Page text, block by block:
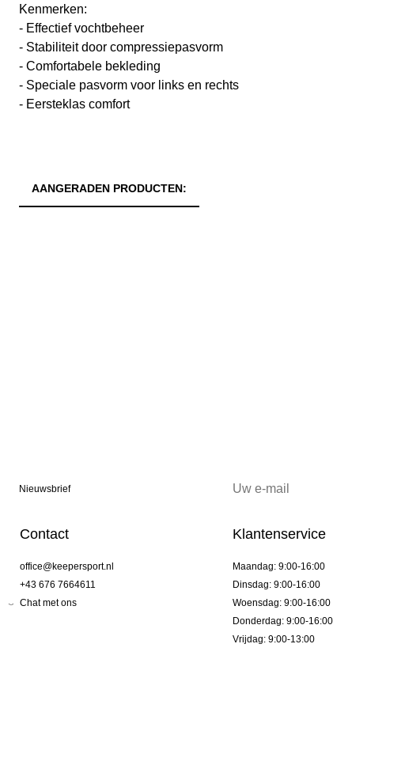
Kenmerken:
- Effectief vochtbeheer
- Stabiliteit door compressiepasvorm
- Comfortabele bekleding
- Speciale pasvorm voor links en rechts
- Eersteklas comfort
AANGERADEN PRODUCTEN:
Nieuwsbrief
Contact
office@keepersport.nl
+43 676 7664611
Chat met ons
Klantenservice
Maandag: 9:00-16:00
Dinsdag: 9:00-16:00
Woensdag: 9:00-16:00
Donderdag: 9:00-16:00
Vrijdag: 9:00-13:00